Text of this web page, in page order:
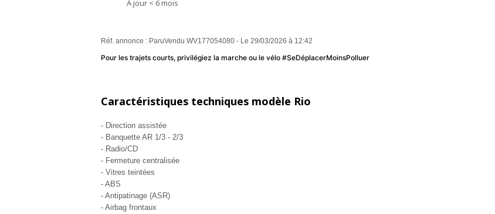
A jour < 6 mois
Réf. annonce : ParuVendu WV177054080 - Le 29/03/2026 à 12:42
Pour les trajets courts, privilégiez la marche ou le vélo #SeDéplacerMoinsPolluer
Caractéristiques techniques modèle Rio
- Direction assistée
- Banquette AR 1/3 - 2/3
- Radio/CD
- Fermeture centralisée
- Vitres teintées
- ABS
- Antipatinage (ASR)
- Airbag frontaux